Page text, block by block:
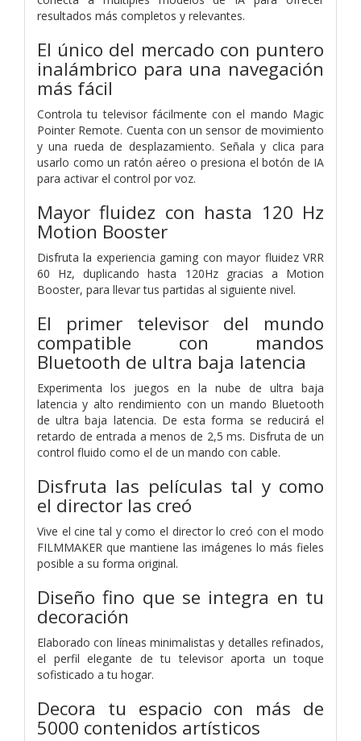
resultados más completos y relevantes.
El único del mercado con puntero
inalámbrico para una navegación
más fácil
Controla tu televisor fácilmente con el mando Magic
Pointer Remote. Cuenta con un sensor de movimiento
y una rueda de desplazamiento. Señala y clica para
usarlo como un ratón aéreo o presiona el botón de IA
para activar el control por voz.
Mayor fluidez con hasta 120 Hz
Motion Booster
Disfruta la experiencia gaming con mayor fluidez VRR
60 Hz, duplicando hasta 120Hz gracias a Motion
Booster, para llevar tus partidas al siguiente nivel.
El primer televisor del mundo
compatible con mandos
Bluetooth de ultra baja latencia
Experimenta los juegos en la nube de ultra baja
latencia y alto rendimiento con un mando Bluetooth
de ultra baja latencia. De esta forma se reducirá el
retardo de entrada a menos de 2,5 ms. Disfruta de un
control fluido como el de un mando con cable.
Disfruta las películas tal y como
el director las creó
Vive el cine tal y como el director lo creó con el modo
FILMMAKER que mantiene las imágenes lo más fieles
posible a su forma original.
Diseño fino que se integra en tu
decoración
Elaborado con líneas minimalistas y detalles refinados,
el perfil elegante de tu televisor aporta un toque
sofisticado a tu hogar.
Decora tu espacio con más de
5000 contenidos artísticos